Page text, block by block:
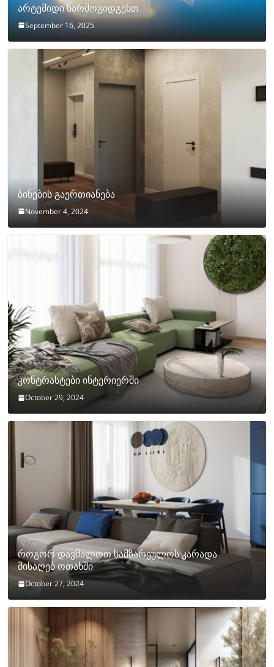
არტემიდი წარმოგიდგენთ
September 16, 2025
ბინების გაერთიანება
November 4, 2024
კონტრასტები ინტერიერში
October 29, 2024
როგორ დავმალოთ სამზარეულოს კარადა
მისაღებ ოთახში
October 27, 2024